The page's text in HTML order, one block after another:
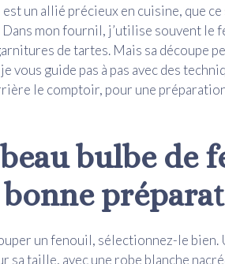
un allié précieux en cuisine, que
mon fournil, j’utilise souvent le
de tartes. Mais sa découpe
vous guide pas à pas avec des
le comptoir, pour une
bulbe de
bonne
un fenouil, sélectionnez-le bien.
sa taille, avec une robe blanche